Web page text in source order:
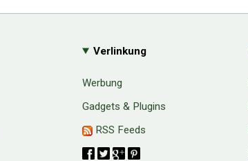
Verlinkung
Werbung
Gadgets & Plugins
RSS Feeds